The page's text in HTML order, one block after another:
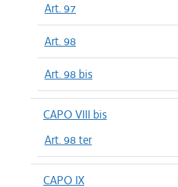
Art. 97
Art. 98
Art. 98 bis
CAPO VIII bis
Art. 98 ter
CAPO IX